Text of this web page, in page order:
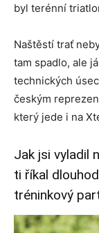
byl terénní
Naštěstí trať
tam spadlo, ale
technických
českým
který jede i na
Jak jsi vyladil
ti říkal
tréninkový